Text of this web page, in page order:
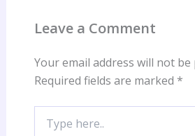
Leave a Comment
Your email address will not be
Required fields are marked *
here..